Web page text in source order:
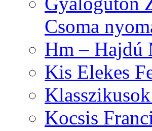
Csoma
Hm – Hajdú
Kis Elekes
Kocsis